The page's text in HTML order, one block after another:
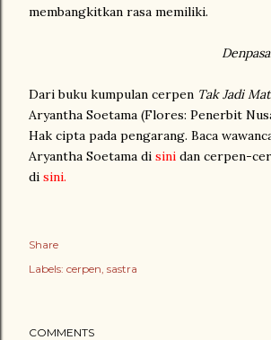
membangkitkan rasa memiliki.
Dari buku kumpulan cerpen Tak Jadi
Aryantha Soetama (Flores: Penerbit
Hak cipta pada pengarang. Baca
Aryantha Soetama di sini dan cerpen-
di sini.
Share
Labels: cerpen sastra
COMMENTS